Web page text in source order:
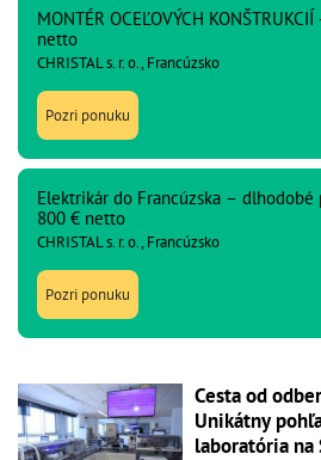
MONTÉR OCEĽOVÝCH
netto
CHRISTAL s. r. o., Francúzsko
Pozri ponuku
Elektrikár do Francúzska –
800 € netto
CHRISTAL s. r. o., Francúzsko
Pozri ponuku
Cesta od
Unikátny
laboratória na